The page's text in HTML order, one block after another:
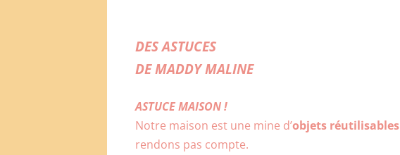
DES ASTUCES
DE MADDY MALINE
ASTUCE MAISON !
Notre maison est une mine d’objets réutilisables
rendons pas compte.